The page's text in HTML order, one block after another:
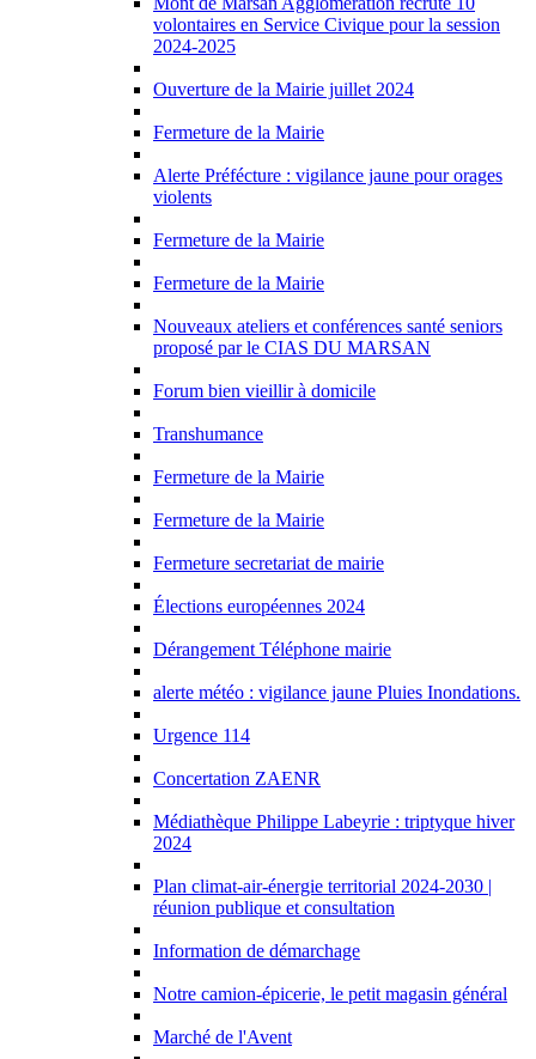
volontaires en Service Civique pour la session
2024-2025
Ouverture de la Mairie juillet 2024
Fermeture de la Mairie
Alerte Préfécture : vigilance jaune pour orages
violents
Fermeture de la Mairie
Fermeture de la Mairie
Nouveaux ateliers et conférences santé seniors
proposé par le CIAS DU MARSAN
Forum bien vieillir à domicile
Transhumance
Fermeture de la Mairie
Fermeture de la Mairie
Fermeture secretariat de mairie
Élections européennes 2024
Dérangement Téléphone mairie
alerte météo : vigilance jaune Pluies Inondations.
Urgence 114
Concertation ZAENR
Médiathèque Philippe Labeyrie : triptyque hiver
2024
Plan climat-air-énergie territorial 2024-2030 |
réunion publique et consultation
Information de démarchage
Notre camion-épicerie, le petit magasin général
Marché de l'Avent